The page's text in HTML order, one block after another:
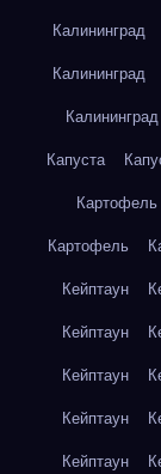
Калининград
Калининград
Калининград
Капуста
Картофель
Картофель
Кейптаун
Кейптаун
Кейптаун
Кейптаун
Кейптаун